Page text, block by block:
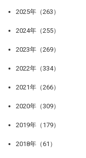
2025年（263）
2024年（255）
2023年（269）
2022年（334）
2021年（266）
2020年（309）
2019年（179）
2018年（61）